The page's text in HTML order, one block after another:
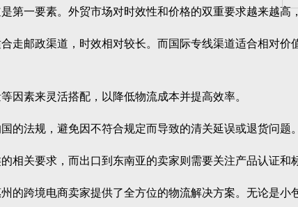
一要素。外贸市场对时效性和价格的双重要求越来越高
邮政渠道，时效相对较长。而国际专线渠道适合相对价
素来灵活搭配，以降低物流成本并提高效率。
法规，避免因不符合规定而导致的清关延误或退货问题。
关要求，而出口到东南亚的卖家则需要关注产品认证和
跨境电商卖家提供了全方位的物流解决方案。无论是小